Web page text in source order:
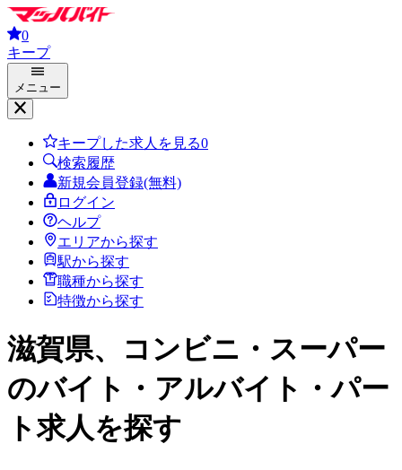
0
キープ
メニュー
キープした求人を見る0
検索履歴
新規会員登録(無料)
ログイン
ヘルプ
エリアから探す
駅から探す
職種から探す
特徴から探す
滋賀県、コンビニ・スーパー
のバイト・アルバイト・パー
ト求人を探す